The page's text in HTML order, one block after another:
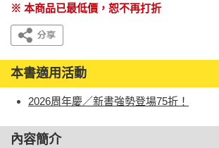
※ 本商品已最低價，恕不再打折
本書適用活動
2026周年慶／新書強勢登場75折！
內容簡介